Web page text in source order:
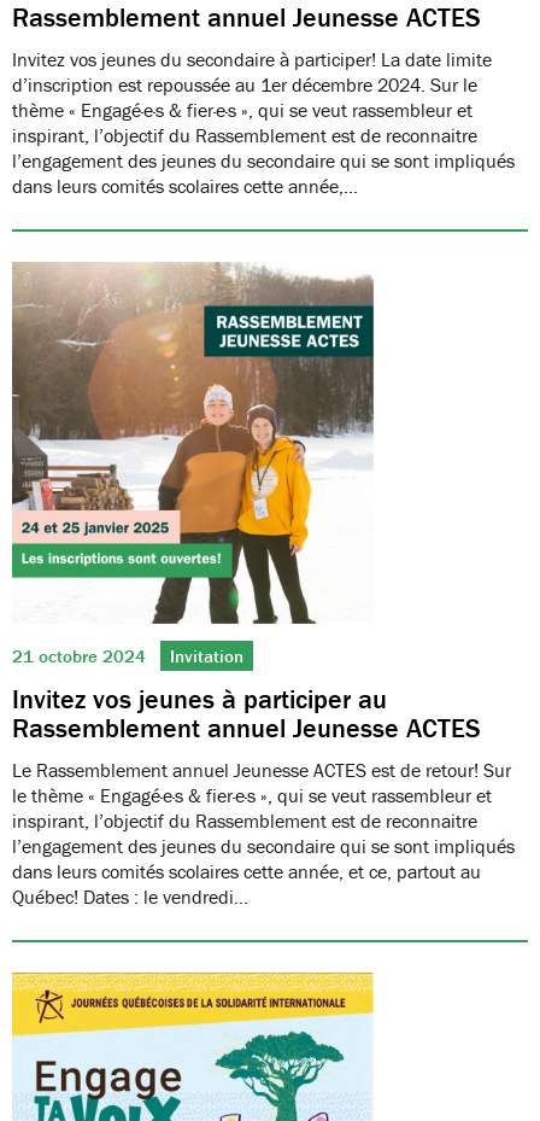
Rassemblement annuel Jeunesse ACTES
Invitez vos jeunes du secondaire à participer! La date limite
d’inscription est repoussée au 1er décembre 2024. Sur le
thème « Engagé·e·s & fier·e·s », qui se veut rassembleur et
inspirant, l’objectif du Rassemblement est de reconnaitre
l’engagement des jeunes du secondaire qui se sont impliqués
dans leurs comités scolaires cette année,…
21 octobre 2024 Invitation
Invitez vos jeunes à participer au
Rassemblement annuel Jeunesse ACTES
Le Rassemblement annuel Jeunesse ACTES est de retour! Sur
le thème « Engagé·e·s & fier·e·s », qui se veut rassembleur et
inspirant, l’objectif du Rassemblement est de reconnaitre
l’engagement des jeunes du secondaire qui se sont impliqués
dans leurs comités scolaires cette année, et ce, partout au
Québec! Dates : le vendredi…